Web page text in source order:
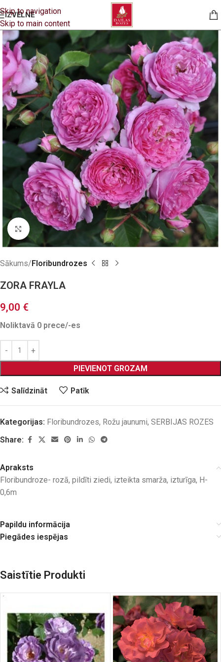
Skip to navigation
Skip to main content
IZVĒLNE
Click to enlarge
Sākums Floribundrozes
ZORA FRAYLA
9,00 €
Noliktavā 0 prece/-es
PIEVIENOT GROZAM
Salīdzināt Patīk
Kategorijas: Floribundrozes, Rožu jaunumi, SERBIJAS ROZES
Share:
Apraksts
Floribundroze- rozā, pildīti ziedi, izteikta smarža, izturīga, H-
0,6m
Papildu informācija
Piegādes iespējas
Saistītie Produkti